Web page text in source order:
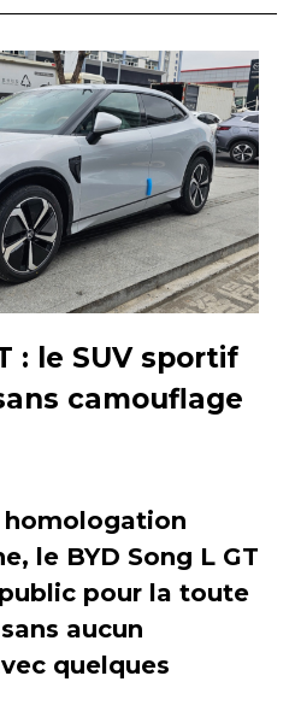
: le SUV sportif
camouflage
homologation
le BYD Song L GT
pour la toute
aucun
quelques